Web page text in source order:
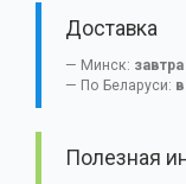
Доставка
Минск: завтра
По Беларуси:
Полезная